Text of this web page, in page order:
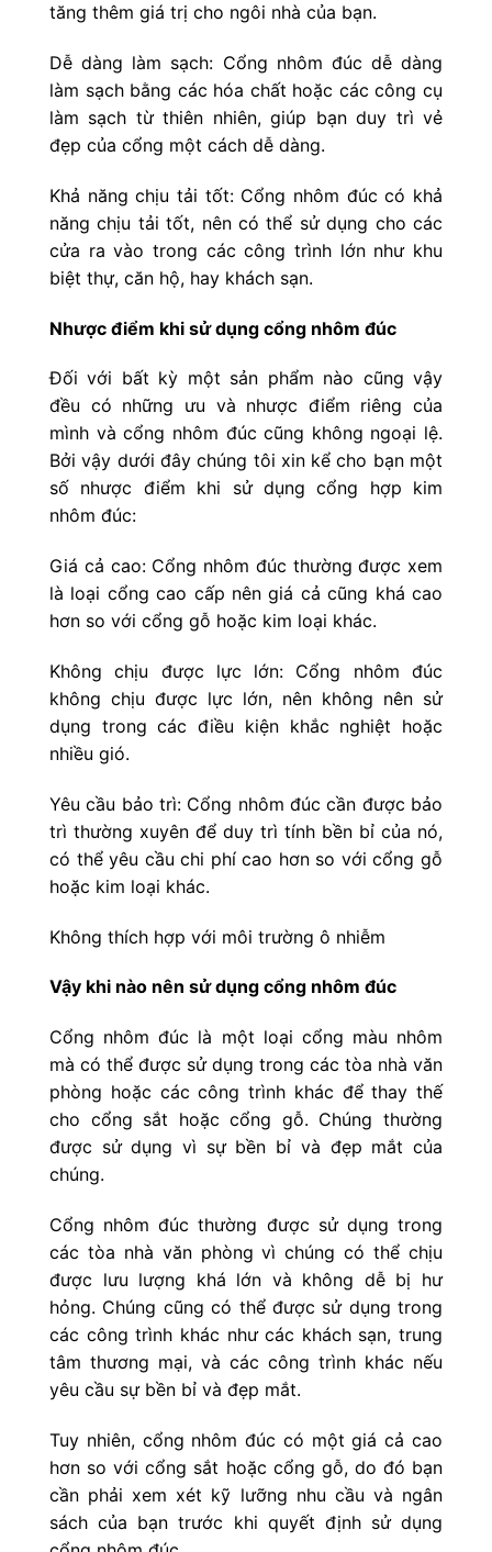
tăng thêm giá trị cho ngôi nhà của bạn.
Dễ dàng làm sạch: Cổng nhôm đúc dễ dàng
làm sạch bằng các hóa chất hoặc các công cụ
làm sạch từ thiên nhiên, giúp bạn duy trì vẻ
đẹp của cổng một cách dễ dàng.
Khả năng chịu tải tốt: Cổng nhôm đúc có khả
năng chịu tải tốt, nên có thể sử dụng cho các
cửa ra vào trong các công trình lớn như khu
biệt thự, căn hộ, hay khách sạn.
Nhược điểm khi sử dụng cổng nhôm đúc
Đối với bất kỳ một sản phẩm nào cũng vậy
đều có những ưu và nhược điểm riêng của
mình và cổng nhôm đúc cũng không ngoại lệ.
Bởi vậy dưới đây chúng tôi xin kể cho bạn một
số nhược điểm khi sử dụng cổng hợp kim
nhôm đúc:
Giá cả cao: Cổng nhôm đúc thường được xem
là loại cổng cao cấp nên giá cả cũng khá cao
hơn so với cổng gỗ hoặc kim loại khác.
Không chịu được lực lớn: Cổng nhôm đúc
không chịu được lực lớn, nên không nên sử
dụng trong các điều kiện khắc nghiệt hoặc
nhiều gió.
Yêu cầu bảo trì: Cổng nhôm đúc cần được bảo
trì thường xuyên để duy trì tính bền bỉ của nó,
có thể yêu cầu chi phí cao hơn so với cổng gỗ
hoặc kim loại khác.
Không thích hợp với môi trường ô nhiễm
Vậy khi nào nên sử dụng cổng nhôm đúc
Cổng nhôm đúc là một loại cổng màu nhôm
mà có thể được sử dụng trong các tòa nhà văn
phòng hoặc các công trình khác để thay thế
cho cổng sắt hoặc cổng gỗ. Chúng thường
được sử dụng vì sự bền bỉ và đẹp mắt của
chúng.
Cổng nhôm đúc thường được sử dụng trong
các tòa nhà văn phòng vì chúng có thể chịu
được lưu lượng khá lớn và không dễ bị hư
hỏng. Chúng cũng có thể được sử dụng trong
các công trình khác như các khách sạn, trung
tâm thương mại, và các công trình khác nếu
yêu cầu sự bền bỉ và đẹp mắt.
Tuy nhiên, cổng nhôm đúc có một giá cả cao
hơn so với cổng sắt hoặc cổng gỗ, do đó bạn
cần phải xem xét kỹ lưỡng nhu cầu và ngân
sách của bạn trước khi quyết định sử dụng